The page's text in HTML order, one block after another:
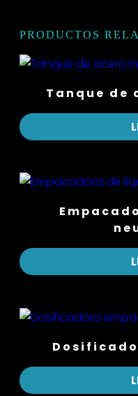
PRODUCTOS
Tanque de